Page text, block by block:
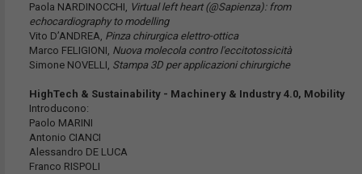
Paola NARDINOCCHI, Virtual left heart (@Sapienza): from
echocardiography to modelling
Vito D’ANDREA, Pinza chirurgica elettro-ottica
Marco FELIGIONI, Nuova molecola contro l'eccitotossicità
Simone NOVELLI, Stampa 3D per applicazioni chirurgiche
HighTech & Sustainability - Machinery & Industry 4.0, Mobility
Introducono:
Paolo MARINI
Antonio CIANCI
Alessandro DE LUCA
Franco RISPOLI